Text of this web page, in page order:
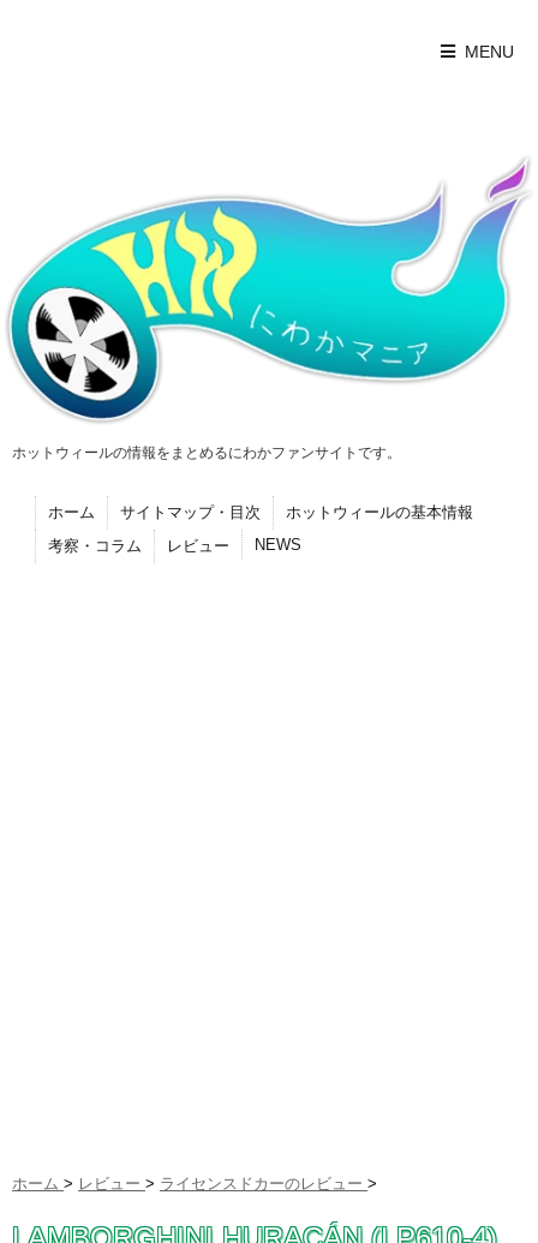
MENU
ホットウィールの情報をまとめるにわかファンサイトです。
ホーム サイトマップ・目次
ホットウィールの基本情報
考察・コラム
レビュー NEWS
ホーム > レビュー > ライセンスドカーのレビュー >